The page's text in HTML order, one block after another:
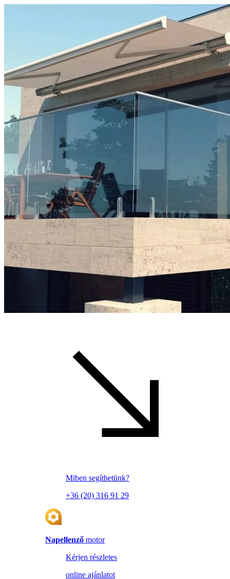
Miben segíthetünk?
+36 (20) 316 91 29
Napellenző motor
Kérjen részletes
online ajánlatot